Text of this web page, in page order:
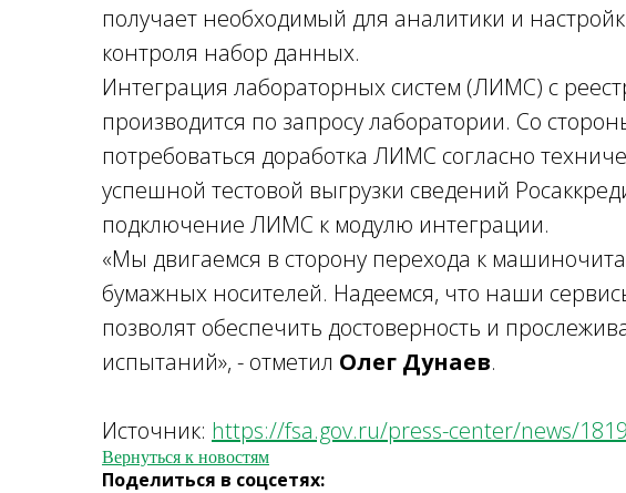
получает необходимый для аналитики и
контроля набор данных.
Интеграция лабораторных систем (ЛИМС) с
производится по запросу лаборатории. Со
потребоваться доработка ЛИМС согласно
успешной тестовой выгрузки сведений
подключение ЛИМС к модулю интеграции.
«Мы двигаемся в сторону перехода к
бумажных носителей. Надеемся, что наши
позволят обеспечить достоверность и
испытаний», - отметил Олег Дунаев.
Источник: https://fsa.gov.ru/press-center/news/
Вернуться к новостям
Поделиться в соцсетях: